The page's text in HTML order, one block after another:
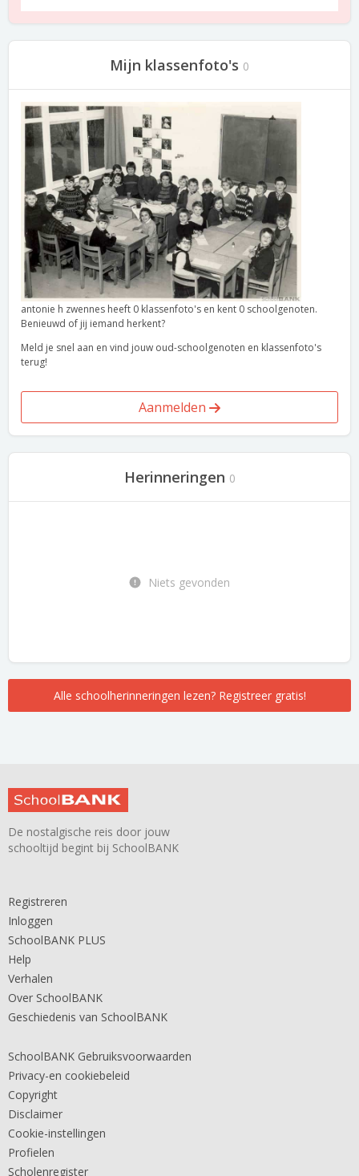
Mijn klassenfoto's 0
antonie h zwennes heeft 0 klassenfoto's en kent 0 schoolgenoten.
Benieuwd of jij iemand herkent?
Meld je snel aan en vind jouw oud-schoolgenoten en klassenfoto's
terug!
Aanmelden
Herinneringen 0
Niets gevonden
Alle schoolherinneringen lezen? Registreer gratis!
De nostalgische reis door jouw
schooltijd begint bij SchoolBANK
Registreren
Inloggen
SchoolBANK PLUS
Help
Verhalen
Over SchoolBANK
Geschiedenis van SchoolBANK
SchoolBANK Gebruiksvoorwaarden
Privacy-en cookiebeleid
Copyright
Disclaimer
Cookie-instellingen
Profielen
Scholenregister